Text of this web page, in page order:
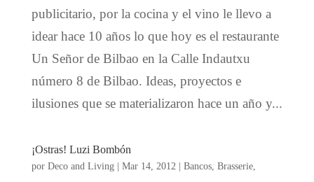
publicitario, por la cocina y el vino le llevo a
idear hace 10 años lo que hoy es el restaurante
Un Señor de Bilbao en la Calle Indautxu
número 8 de Bilbao. Ideas, proyectos e
ilusiones que se materializaron hace un año y...
¡Ostras! Luzi Bombón
por Deco and Living| Mar 14, 2012 Bancos, Brasserie,